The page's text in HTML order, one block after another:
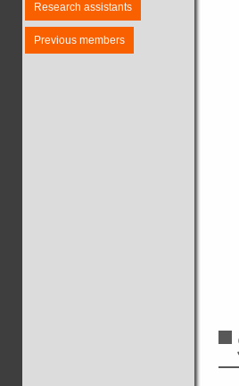
Research assistants
Previous members